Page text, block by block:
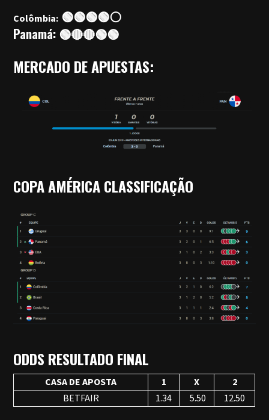
Colômbia: 🟢🟢🟢🟢⚪
Panamá: 🟢🔴🔴🟢🟢
MERCADO DE APUESTAS:
COPA AMÉRICA CLASSIFICAÇÃO
ODDS RESULTADO FINAL
CASA DE APOSTA 1 X
2
BETFAIR
1.34 5.50 12.50